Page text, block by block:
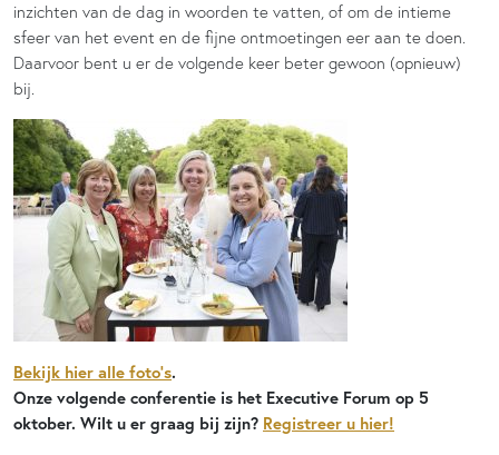
inzichten van de dag in woorden te vatten, of om de intieme
sfeer van het event en de fijne ontmoetingen eer aan te doen.
Daarvoor bent u er de volgende keer beter gewoon (opnieuw)
bij.
Bekijk hier alle foto’s.
Onze volgende conferentie is het Executive Forum op 5
oktober. Wilt u er graag bij zijn? Registreer u hier!